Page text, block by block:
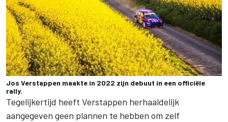
Jos Verstappen maakte in 2022 zijn debuut in een officiële
rally.
Tegelijkertijd heeft Verstappen herhaaldelijk
aangegeven geen plannen te hebben om zelf